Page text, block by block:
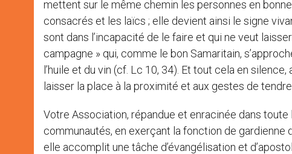
mettent sur le même chemin les personnes en
consacrés et les laïcs ; elle devient ainsi le signe
sont dans l’incapacité de le faire et qui ne veut
campagne » qui, comme le bon Samaritain,
l’huile et du vin (cf. Lc 10, 34). Et tout cela en
laisser la place à la proximité et aux gestes de
Votre Association, répandue et enracinée dans
communautés, en exerçant la fonction de
elle accomplit une tâche d’évangélisation et